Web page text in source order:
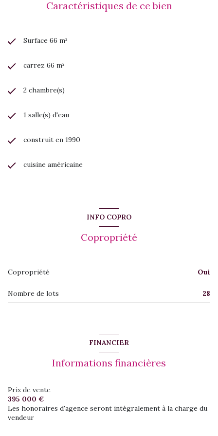
Une place de parking privative
Rare sur le marché, cet appartement réunit tous les critères
recherchés pour profiter d'une qualité de vie exceptionnelle
Caractéristiques de ce bien
Surface 66 m²
carrez 66 m²
2 chambre(s)
1 salle(s) d'eau
construit en 1990
cuisine américaine
INFO COPRO
Copropriété
Copropriété Oui
Nombre de lots 28
FINANCIER
Informations financières
Prix de vente
395 000 €
Les honoraires d'agence seront intégralement à la charge du
vendeur